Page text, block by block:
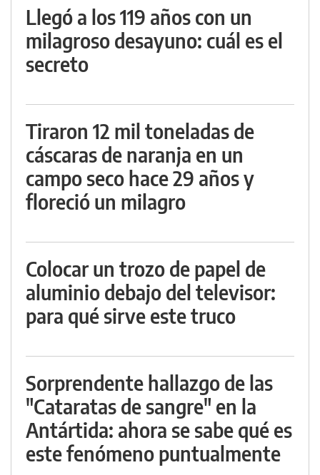
Llegó a los 119 años con un
milagroso desayuno: cuál es el
secreto
Tiraron 12 mil toneladas de
cáscaras de naranja en un
campo seco hace 29 años y
floreció un milagro
Colocar un trozo de papel de
aluminio debajo del televisor:
para qué sirve este truco
Sorprendente hallazgo de las
"Cataratas de sangre" en la
Antártida: ahora se sabe qué es
este fenómeno puntualmente